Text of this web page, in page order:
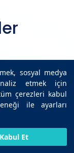
sosyal medya
etmek için
çerezleri kabul
ile ayarları
Kabul Et
ve
BIZE ULAŞIN